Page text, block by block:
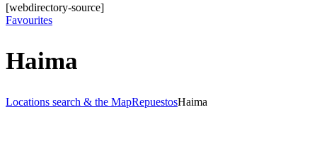
[webdirectory-source]
Favourites
Haima
Locations search & the MapRepuestosHaima